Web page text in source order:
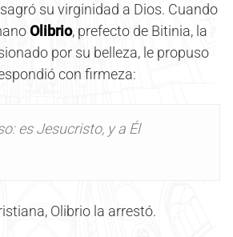
su virginidad a Dios. Cuando
Olibrio, prefecto de Bitinia, la
por su belleza, le propuso
con firmeza:
es Jesucristo, y a Él
Olibrio la arrestó.